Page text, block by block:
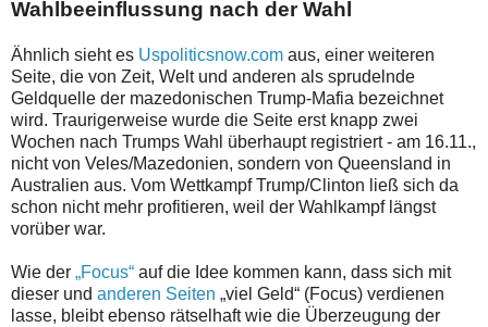
Wahlbeeinflussung nach der Wahl
Ähnlich sieht es Uspoliticsnow.com aus, einer weiteren
Seite, die von Zeit, Welt und anderen als sprudelnde
Geldquelle der mazedonischen Trump-Mafia bezeichnet
wird. Traurigerweise wurde die Seite erst knapp zwei
Wochen nach Trumps Wahl überhaupt registriert - am 16.11.,
nicht von Veles/Mazedonien, sondern von Queensland in
Australien aus. Vom Wettkampf Trump/Clinton ließ sich da
schon nicht mehr profitieren, weil der Wahlkampf längst
vorüber war.
Wie der „Focus“ auf die Idee kommen kann, dass sich mit
dieser und anderen Seiten „viel Geld“ (Focus) verdienen
lasse, bleibt ebenso rätselhaft wie die Überzeugung der